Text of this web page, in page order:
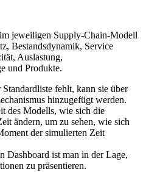
jeweiligen Supply-Chain-Modell
Bestandsdynamik, Service
Auslastung,
und Produkte.
fehlt, kann sie über
hinzugefügt werden.
des Modells, wie sich die
ändern, um zu sehen, wie sich
der simulierten Zeit
Dashboard ist man in der Lage,
zu präsentieren.